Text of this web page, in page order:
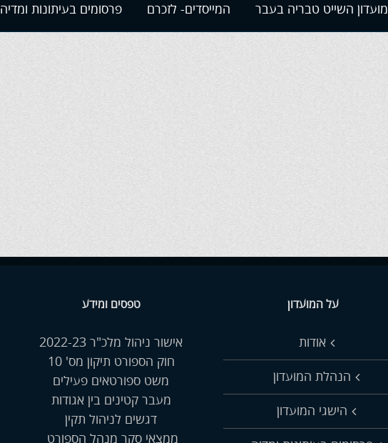
מועדון השייט טבריה בעבר המייסדים- לזכרם פרסומים בעיתונות ומדיה
על המועדון
אודות
הנהלת המועדון
הישגי המועדון
טפסים ומידע
אישור ניהול מלכ"ר 2022-23
חוק הספורט תיקון מס' 10
משט ספורטאים פעילים
מעבר קטינים בין אגודות
דגשים לניהול תקין
ממצאי סקר מנהל הספורט